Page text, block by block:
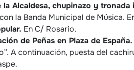
la Alcaldesa, chupinazo y
la Banda Municipal de Música.
En C/ Rosario.
de Peñas en Plaza de España.
A continuación, puesta del